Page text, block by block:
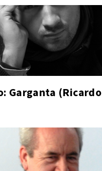
Garganta (Ricardo